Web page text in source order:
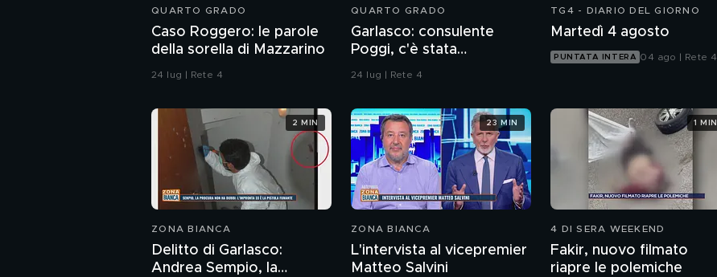
QUARTO GRADO
Caso Roggero: le parole
della sorella di Mazzarino
24 lug | Rete 4
QUARTO GRADO
Garlasco: consulente
Poggi, c'è stata
contaminazione sulle
24 lug | Rete 4
TG4 - DIARIO DEL GIORNO
Martedì 4 agosto
PUNTATA INTERA 04 ago | Rete 4
ZONA BIANCA
Delitto di Garlasco:
Andrea Sempio, la
2 MIN
ZONA BIANCA
L'intervista al vicepremier
Matteo Salvini
23 MIN
4 DI SERA WEEKEND
Fakir, nuovo filmato
riapre le polemiche
1 MIN